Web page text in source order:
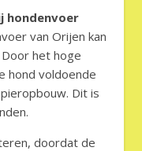
hondenvoer
van Orijen kan
het hoge
hond voldoende
Dit is
doordat de